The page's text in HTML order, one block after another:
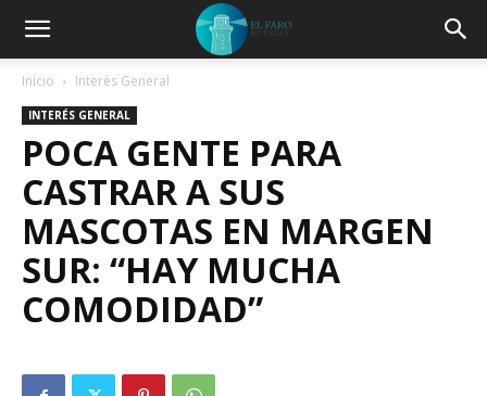
Inicio Interés General
INTERÉS GENERAL
POCA GENTE PARA
CASTRAR A SUS
MASCOTAS EN MARGEN
SUR: “HAY MUCHA
COMODIDAD”